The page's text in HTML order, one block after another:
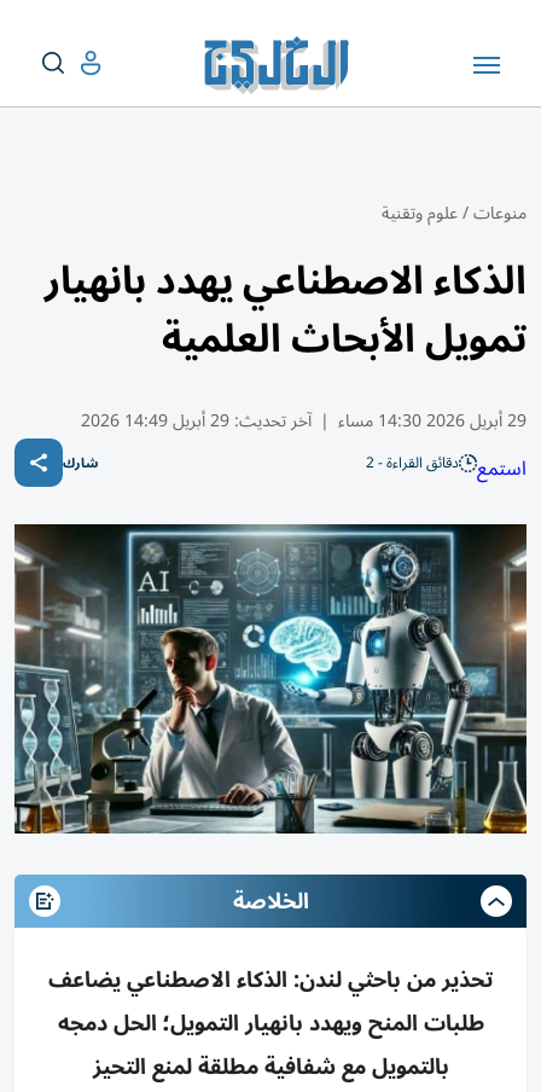
منوعات/علوم وتقنية
الذكاء الاصطناعي يهدد بانهيار
تمويل الأبحاث العلمية
29 أبريل 2026 14:30 مساء | آخر تحديث:29 أبريل 14:49 2026
استمع دقائق القراءة - 2 شارك
الخلاصة
تحذير من باحثي لندن: الذكاء الاصطناعي يضاعف
طلبات المنح ويهدد بانهيار التمويل؛ الحل دمجه
بالتمويل مع شفافية مطلقة لمنع التحيز